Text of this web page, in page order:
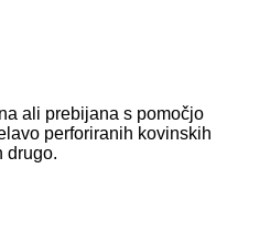
ali prebijana s pomočjo
perforiranih kovinskih
drugo.